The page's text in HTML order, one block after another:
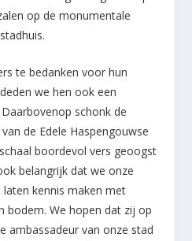
op de monumentale
te bedanken voor hun
we hen ook een
schonk de
de Edele Haspengouwse
boordevol vers geoogst
belangrijk dat we onze
kennis maken met
bodem. We hopen dat zij op
ambassadeur van onze stad